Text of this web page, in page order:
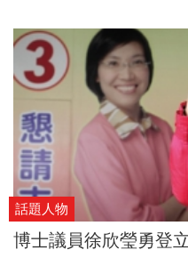
話題人物
博士議員徐欣瑩勇登